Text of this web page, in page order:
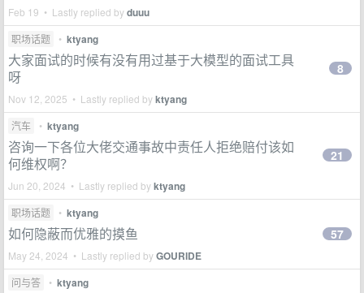
Feb 19 • Lastly replied byduuu
职场话题 • ktyang
大家面试的时候有没有用过基于大模型的面试工具
呀
Nov 12, 2025 • Lastly replied byktyang
8
汽车 • ktyang
咨询一下各位大佬交通事故中责任人拒绝赔付该如
何维权啊？
Jun 20, 2024 • Lastly replied byktyang
21
职场话题 • ktyang
如何隐蔽而优雅的摸鱼
May 24, 2024 • Lastly replied byGOURIDE
57
问与答 • ktyang